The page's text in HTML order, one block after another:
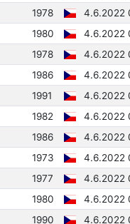
1978
4.6.2022
1980
4.6.2022
1978
4.6.2022
1986
4.6.2022
1991
4.6.2022
1982
4.6.2022
1986
4.6.2022
1973
4.6.2022
1977
4.6.2022
1980
4.6.2022
1990
4.6.2022